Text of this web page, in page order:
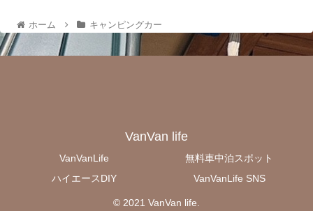
ホーム キャンピングカー
VanVan life
VanVanLife
無料車中泊スポット
ハイエースDIY
VanVanLife SNS
© 2021 VanVan life.